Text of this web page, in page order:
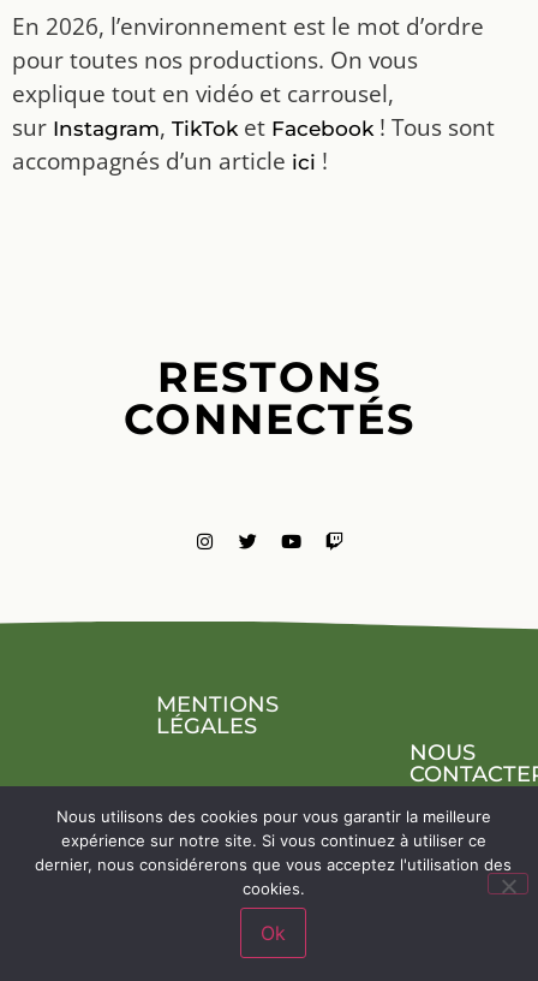
En 2026, l’environnement est le mot d’ordre
pour toutes nos productions. On vous
explique tout en vidéo et carrousel,
sur Instagram, TikToket Facebook! Tous sont
accompagnés d’un article ici !
RESTONS
CONNECTÉS
MENTIONS
LÉGALES
NOUS
Nous utilisons des cookies pour vous garantir la meilleure
expérience sur notre site. Si vous continuez à utiliser ce
dernier, nous considérerons que vous acceptez l'utilisation des
cookies.
Ok